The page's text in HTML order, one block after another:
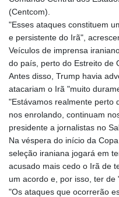
(Centcom).
"Esses ataques constituem
e persistente do Irã",
Veículos de imprensa
do país, perto do Estreito de
Antes disso, Trump havia
atacariam o Irã "muito
"Estávamos realmente perto
nos enrolando, continuam
presidente a jornalistas no
Na véspera do início da
seleção iraniana jogará em
acusado mais cedo o Irã de
um acordo e, por isso, ter de
"Os ataques que ocorrerão